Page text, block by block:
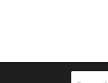
Pesquisar